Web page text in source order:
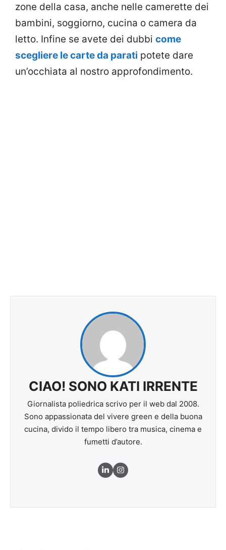
zone della casa, anche nelle camerette dei
bambini, soggiorno, cucina o camera da
letto. Infine se avete dei dubbi come
scegliere le carte da parati potete dare
un’occhiata al nostro approfondimento.
CIAO! SONO KATI IRRENTE
Giornalista poliedrica scrivo per il web dal 2008.
Sono appassionata del vivere green e della buona
cucina, divido il tempo libero tra musica, cinema e
fumetti d’autore.